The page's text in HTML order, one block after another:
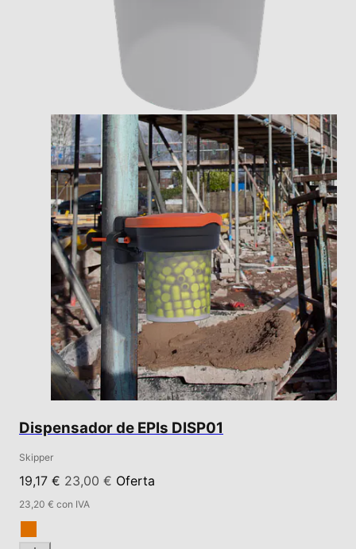
Dispensador de EPIs DISP01
Skipper
19,17 € 23,00 € Oferta
23,20 € con IVA